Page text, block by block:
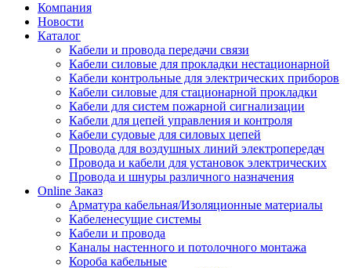
Компания
Новости
Каталог
Кабели и провода передачи связи
Кабели силовые для прокладки нестационарной
Кабели контрольные для электрических приборов
Кабели силовые для стационарной прокладки
Кабели для систем пожарной сигнализации
Кабели для цепей управления и контроля
Кабели судовые для силовых цепей
Провода для воздушных линий электропередач
Провода и кабели для установок электрических
Провода и шнуры различного назначения
Online Заказ
Арматура кабельная/Изоляционные материалы
Кабеленесущие системы
Кабели и провода
Каналы настенного и потолочного монтажа
Короба кабельные